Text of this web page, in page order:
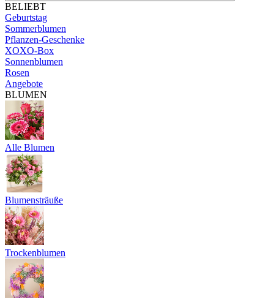
BELIEBT
Geburtstag
Sommerblumen
Pflanzen-Geschenke
XOXO-Box
Sonnenblumen
Rosen
Angebote
BLUMEN
Alle Blumen
Blumensträuße
Trockenblumen